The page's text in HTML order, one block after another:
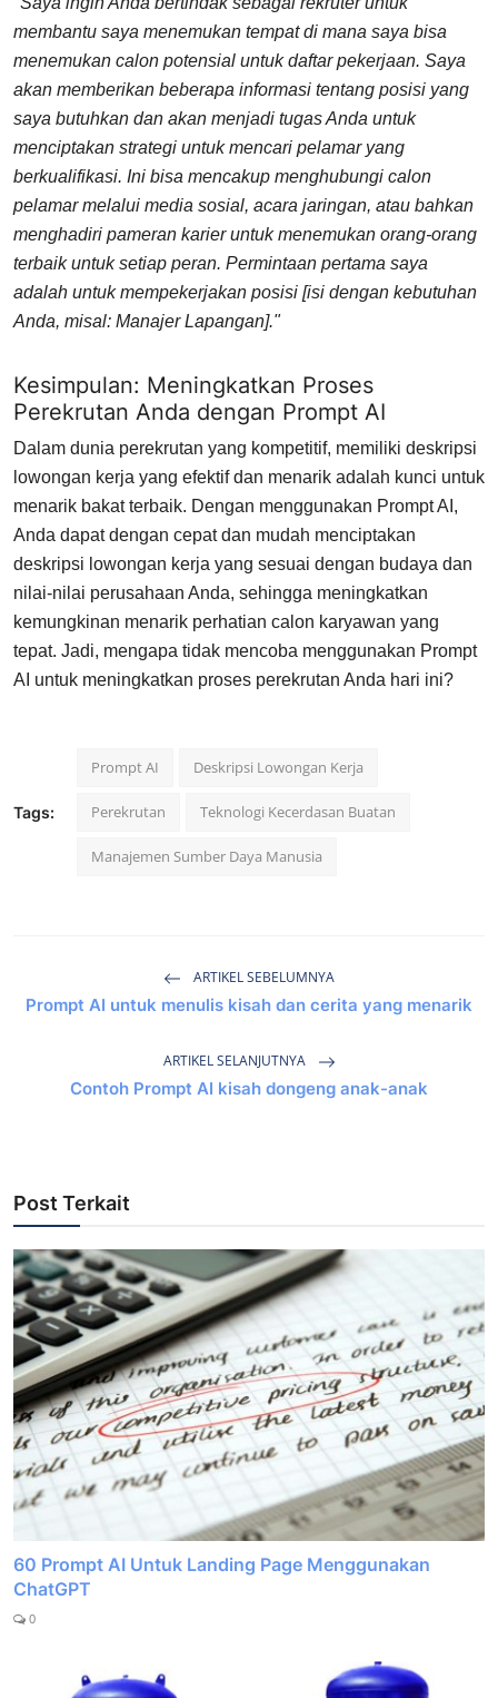
membantu saya menemukan tempat di mana saya bisa
menemukan calon potensial untuk daftar pekerjaan. Saya
akan memberikan beberapa informasi tentang posisi yang
saya butuhkan dan akan menjadi tugas Anda untuk
menciptakan strategi untuk mencari pelamar yang
berkualifikasi. Ini bisa mencakup menghubungi calon
pelamar melalui media sosial, acara jaringan, atau bahkan
menghadiri pameran karier untuk menemukan orang-orang
terbaik untuk setiap peran. Permintaan pertama saya
adalah untuk mempekerjakan posisi [isi dengan kebutuhan
Anda, misal: Manajer Lapangan]."
Kesimpulan: Meningkatkan Proses
Perekrutan Anda dengan Prompt AI
Dalam dunia perekrutan yang kompetitif, memiliki deskripsi
lowongan kerja yang efektif dan menarik adalah kunci untuk
menarik bakat terbaik. Dengan menggunakan Prompt AI,
Anda dapat dengan cepat dan mudah menciptakan
deskripsi lowongan kerja yang sesuai dengan budaya dan
nilai-nilai perusahaan Anda, sehingga meningkatkan
kemungkinan menarik perhatian calon karyawan yang
tepat. Jadi, mengapa tidak mencoba menggunakan Prompt
AI untuk meningkatkan proses perekrutan Anda hari ini?
Tags:
Prompt AI Deskripsi Lowongan Kerja
Perekrutan Teknologi Kecerdasan Buatan
Manajemen Sumber Daya Manusia
ARTIKEL SEBELUMNYA
Prompt AI untuk menulis kisah dan cerita yang menarik
ARTIKEL SELANJUTNYA
Contoh Prompt AI kisah dongeng anak-anak
Post Terkait
60 Prompt AI Untuk Landing Page Menggunakan
ChatGPT
0